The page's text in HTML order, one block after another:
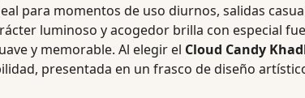
para momentos de uso diurnos, salidas
luminoso y acogedor brilla con especial
y memorable. Al elegir el Cloud Candy
presentada en un frasco de diseño